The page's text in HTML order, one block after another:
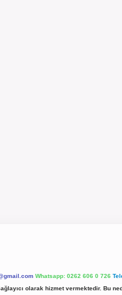
Whatsapp: 0262 606 0 726
olarak hizmet vermektedir. Bu